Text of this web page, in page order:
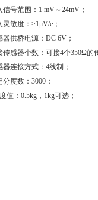
信号范围：1 mV～24mV；
灵敏度：≥1μV/e；
器供桥电源：DC 6V；
传感器个数：可接4个350Ω的
器连接方式：4线制；
分度数：3000；
值：0.5kg，1kg可选；